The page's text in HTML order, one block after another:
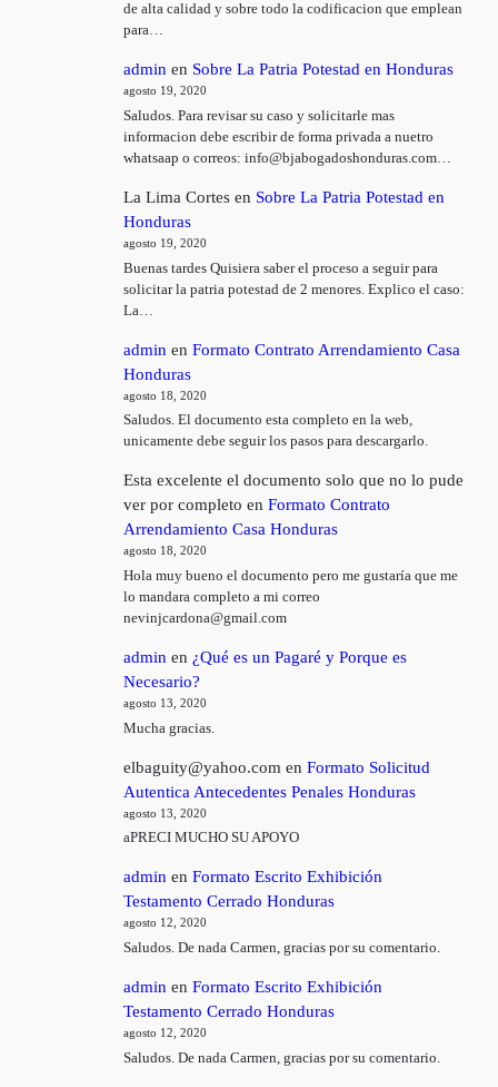
de alta calidad y sobre todo la codificacion que emplean
para…
admin en Sobre La Patria Potestad en Honduras
agosto 19, 2020
Saludos. Para revisar su caso y solicitarle mas
informacion debe escribir de forma privada a nuetro
whatsaap o correos: info@bjabogadoshonduras.com…
La Lima Cortesen Sobre La Patria Potestad en
Honduras
agosto 19, 2020
Buenas tardes Quisiera saber el proceso a seguir para
solicitar la patria potestad de 2 menores. Explico el caso:
La…
admin en Formato Contrato Arrendamiento Casa
Honduras
agosto 18, 2020
Saludos. El documento esta completo en la web,
unicamente debe seguir los pasos para descargarlo.
Esta excelente el documento solo que no lo pude
ver por completo en Formato Contrato
Arrendamiento Casa Honduras
agosto 18, 2020
Hola muy bueno el documento pero me gustaría que me
lo mandara completo a mi correo
nevinjcardona@gmail.com
admin en ¿Qué es un Pagaré y Porque es
Necesario?
agosto 13, 2020
Mucha gracias.
elbaguity@yahoo.com en Formato Solicitud
Autentica Antecedentes Penales Honduras
agosto 13, 2020
aPRECI MUCHO SU APOYO
adminen Formato Escrito Exhibición
Testamento Cerrado Honduras
agosto 12, 2020
Saludos. De nada Carmen, gracias por su comentario.
admin en Formato Escrito Exhibición
Testamento Cerrado Honduras
agosto 12, 2020
Saludos. De nada Carmen, gracias por su comentario.